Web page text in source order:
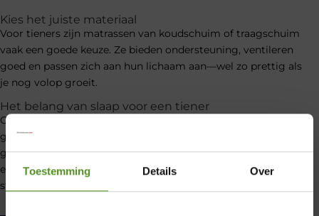
Toestemming Details Over
Kies het juiste materiaal
Voor tieners zijn matrassen van koudschuim of traagschuim
vaak een goede keuze. Ze bieden ondersteuning, ventileren
goed en passen zich aan hun lichaam aan—wel zo prettig als
je nog volop groeit.
Het belang van slaap voor een tiener
Goed slapen is geen luxe, maar iets wat je nodig hebt om je
goed te voelen en goed te presteren. Door een paar
gewoontes aan te passen, kun je al snel merken dat je meer
energie hebt en lekkerder in je vel zit. Dat maakt alles net een
stuk makkelijker.